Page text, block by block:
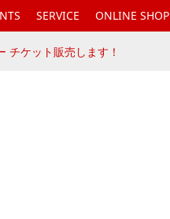
SERVICE ONLINE SHOP
チケット販売します！